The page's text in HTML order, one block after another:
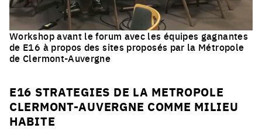
Workshop avant le forum avec les équipes gagnantes
de E16 à propos des sites proposés par la Métropole
de Clermont-Auvergne
E16 STRATEGIES DE LA METROPOLE
CLERMONT-AUVERGNE COMME MILIEU
HABITE